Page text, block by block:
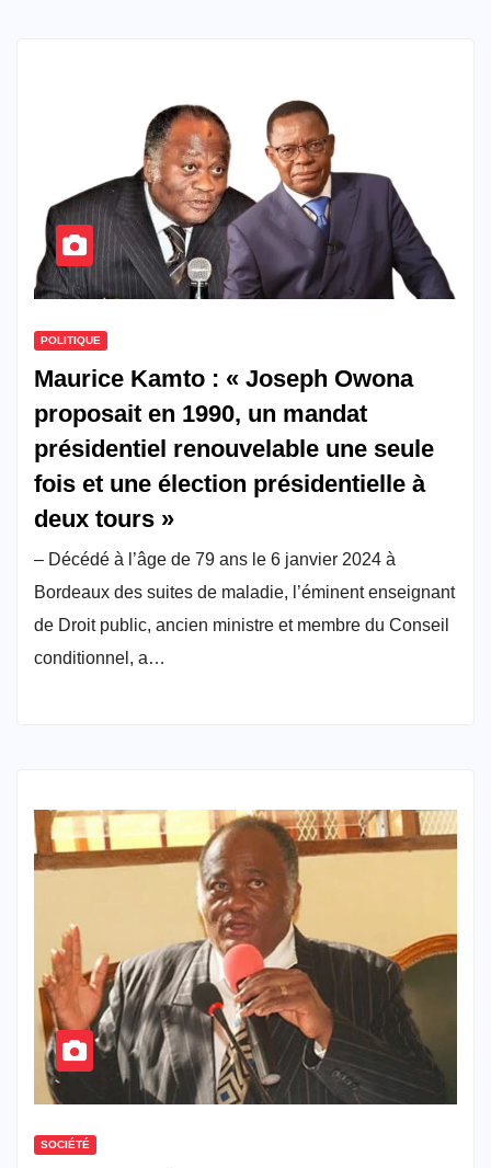
POLITIQUE
Maurice Kamto : « Joseph Owona
proposait en 1990, un mandat
présidentiel renouvelable une seule
fois et une élection présidentielle à
deux tours »
– Décédé à l’âge de 79 ans le 6 janvier 2024 à
Bordeaux des suites de maladie, l’éminent enseignant
de Droit public, ancien ministre et membre du Conseil
conditionnel, a…
SOCIÉTÉ